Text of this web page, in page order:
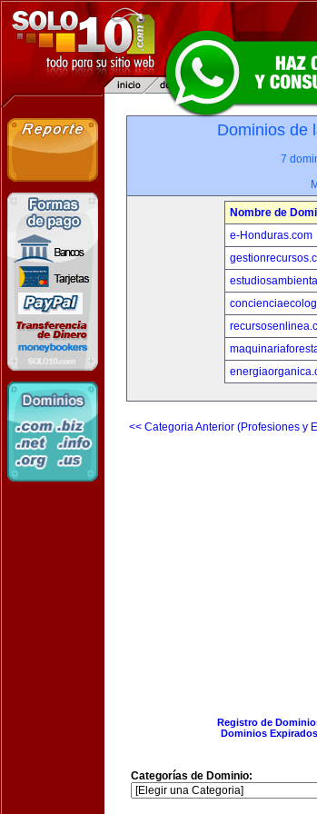
Dominios de
7
Nombre de
e-Honduras.com
<< Categoria Anterior (Profesiones y
Registro de
Dominios Expirados
Categorías de Dominio: